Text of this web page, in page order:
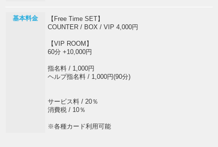
基本料金
【Free Time SET】
COUNTER / BOX / VIP 4,000円
【VIP ROOM】
60分 +10,000円
指名料 / 1,000円
ヘルプ指名料 / 1,000円(90分)
サービス料 / 20％
消費税 / 10％
※各種カード利用可能